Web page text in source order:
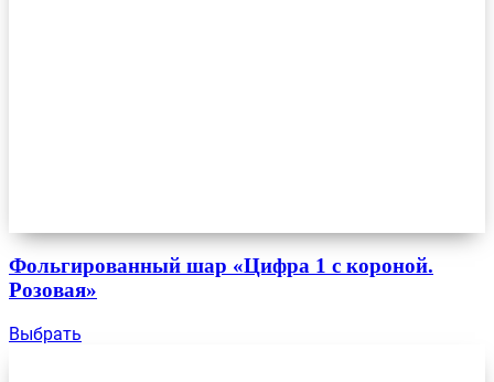
Фольгированный шар «Цифра 1 с короной.
Розовая»
Выбрать